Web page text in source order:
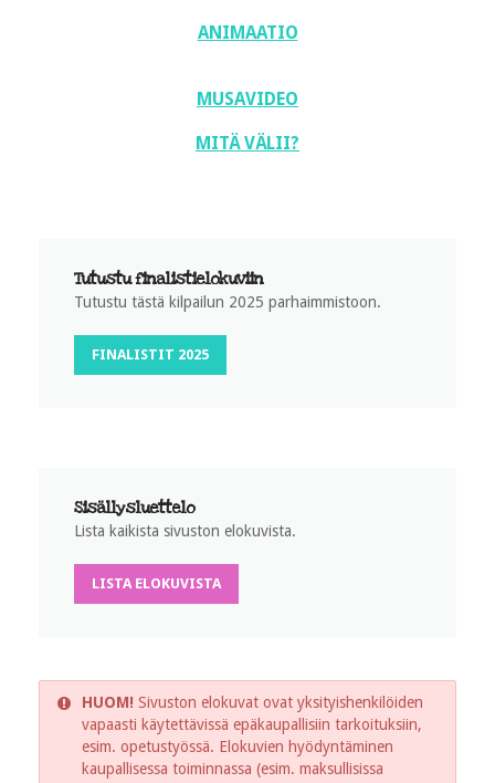
ANIMAATIO
MUSAVIDEO
MITÄ VÄLII?
Tutustu finalistielokuviin
Tutustu tästä kilpailun 2025 parhaimmistoon.
FINALISTIT 2025
Sisällysluettelo
Lista kaikista sivuston elokuvista.
LISTA ELOKUVISTA
HUOM! Sivuston elokuvat ovat yksityishenkilöiden
vapaasti käytettävissä epäkaupallisiin tarkoituksiin,
esim. opetustyössä. Elokuvien hyödyntäminen
kaupallisessa toiminnassa (esim. maksullisissa